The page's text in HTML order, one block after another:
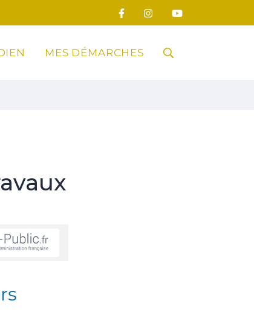
MES DÉMARCHES RECHERCHE